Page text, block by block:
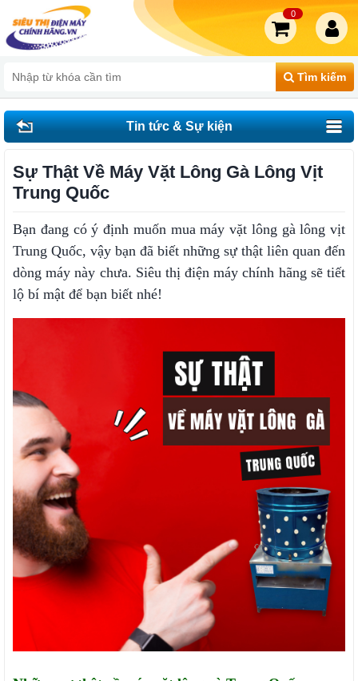
Tìm kiếm
0
Tin tức & Sự kiện
Sự Thật Về Máy Vặt Lông Gà Lông Vịt
Trung Quốc
Bạn đang có ý định muốn mua máy vặt lông gà lông vịt
Trung Quốc, vậy bạn đã biết những sự thật liên quan đến
dòng máy này chưa. Siêu thị điện máy chính hãng sẽ tiết
lộ bí mật để bạn biết nhé!